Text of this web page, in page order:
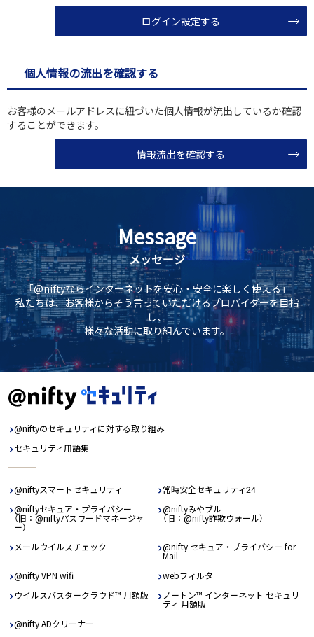
ログイン設定する
個人情報の流出を確認する
お客様のメールアドレスに紐づいた個人情報が流出しているか確認
することができます。
情報流出を確認する
Message
メッセージ
「@niftyならインターネットを安心・安全に楽しく使える」
私たちは、お客様からそう言っていただけるプロバイダーを目指
し、
様々な活動に取り組んでいます。
@niftyのセキュリティに対する取り組み
セキュリティ用語集
@niftyスマートセキュリティ
常時安全セキュリティ24
@niftyセキュア・プライバシー
（旧：@niftyパスワードマネージャ
ー）
@niftyみやブル
（旧：@nifty詐欺ウォール）
メールウイルスチェック @nifty セキュア・プライバシー for
Mail
@nifty VPN wifi
webフィルタ
ウイルスバスタークラウド™ 月額版
ノートン™ インターネット セキュリ
ティ 月額版
@nifty ADクリーナー